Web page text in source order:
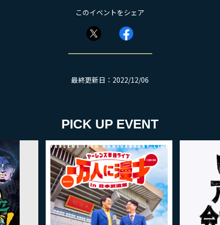
このイベントをシェア
最終更新日：2022/12/06
PICK UP EVENT